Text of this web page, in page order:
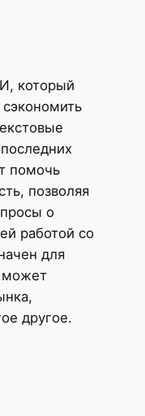
который
помочь
позволяя
о
работой со
для
может
другое.